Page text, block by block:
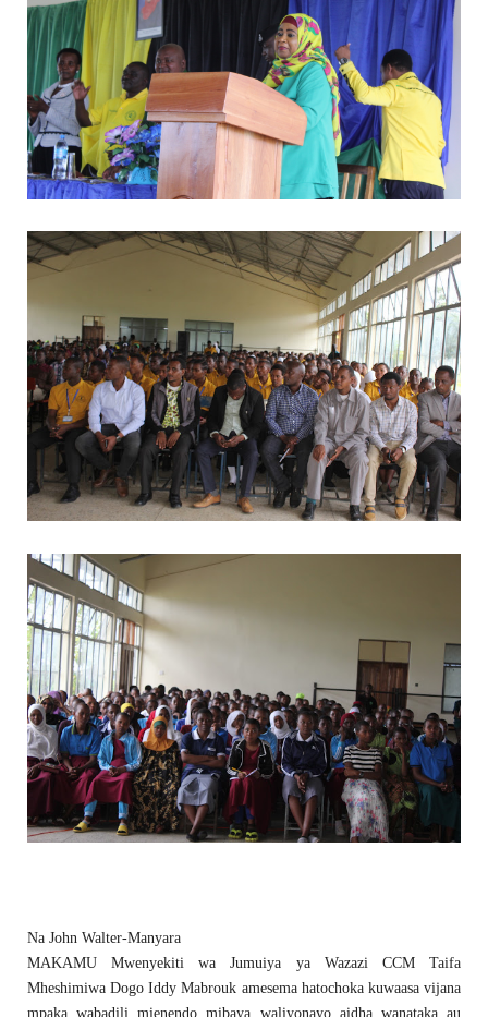
Na John Walter-Manyara
MAKAMU Mwenyekiti wa Jumuiya ya Wazazi CCM Taifa
Mheshimiwa Dogo Iddy Mabrouk amesema hatochoka kuwaasa vijana
mpaka wabadili mienendo mibaya waliyonayo aidha wanataka au